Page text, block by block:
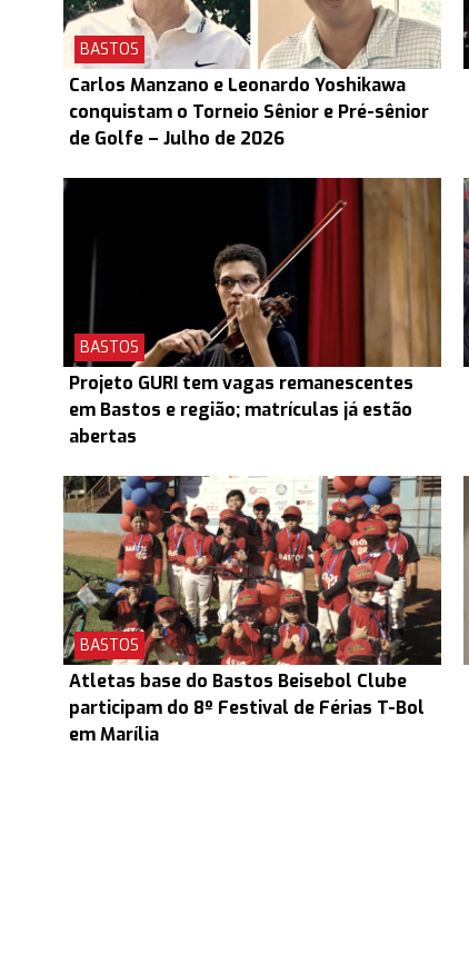
BASTOS
Carlos Manzano e Leonardo Yoshikawa
conquistam o Torneio Sênior e Pré-sênior
de Golfe – Julho de 2026
BASTOS
Projeto GURI tem vagas remanescentes
em Bastos e região; matrículas já estão
abertas
BASTOS
Atletas base do Bastos Beisebol Clube
participam do 8º Festival de Férias T-Bol
em Marília